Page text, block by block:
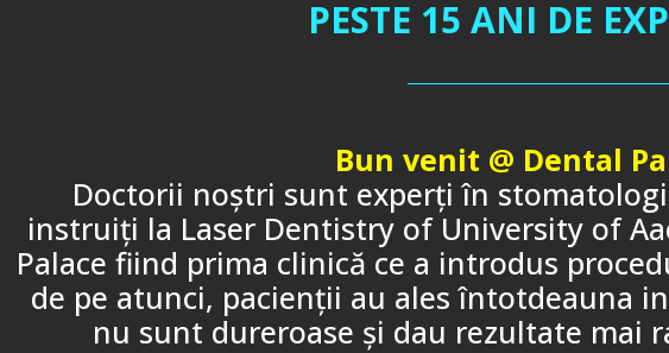
PESTE 15 ANI DE
Bun venit @ Dental
Doctorii noştri sunt experţi în
instruiţi la Laser Dentistry of University of
Palace fiind prima clinică ce a introdus
de pe atunci, pacienţii au ales întotdeauna
nu sunt dureroase şi dau rezultate mai